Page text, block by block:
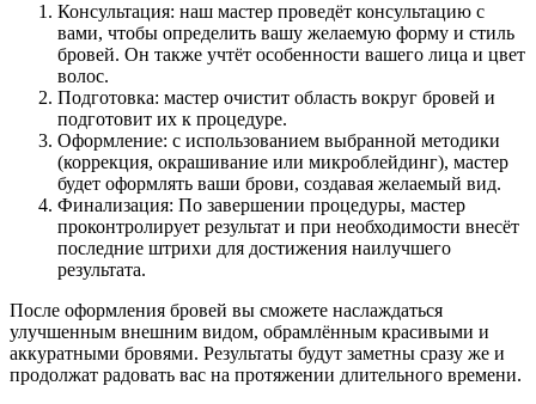
Консультация: наш мастер проведёт консультацию с
вами, чтобы определить вашу желаемую форму и стиль
бровей. Он также учтёт особенности вашего лица и цвет
волос.
Подготовка: мастер очистит область вокруг бровей и
подготовит их к процедуре.
Оформление: с использованием выбранной методики
(коррекция, окрашивание или микроблейдинг), мастер
будет оформлять ваши брови, создавая желаемый вид.
Финализация: По завершении процедуры, мастер
проконтролирует результат и при необходимости внесёт
последние штрихи для достижения наилучшего
результата.
После оформления бровей вы сможете наслаждаться
улучшенным внешним видом, обрамлённым красивыми и
аккуратными бровями. Результаты будут заметны сразу же и
продолжат радовать вас на протяжении длительного времени.